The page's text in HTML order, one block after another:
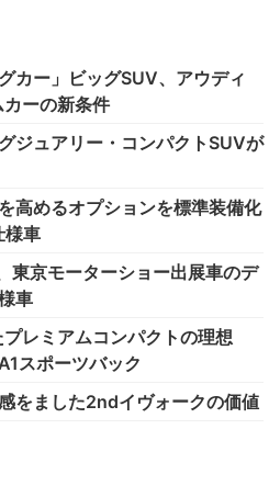
カー」ビッグSUV、アウディ
ーの新条件
ジュアリー・コンパクトSUVが
高めるオプションを標準装備化
様車
京モーターショー出展車のデ
車
レミアムコンパクトの理想
スポーツバック
をました2ndイヴォークの価値